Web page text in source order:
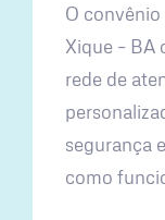
O
Xique – BA
rede de
segurança
como